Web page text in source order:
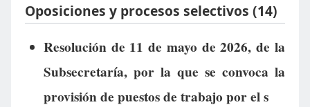
Oposiciones y procesos selectivos (14)
Resolución de 11 de mayo de 2026, de la
Subsecretaría, por la que se convoca la
provisión de puestos de trabajo por el s